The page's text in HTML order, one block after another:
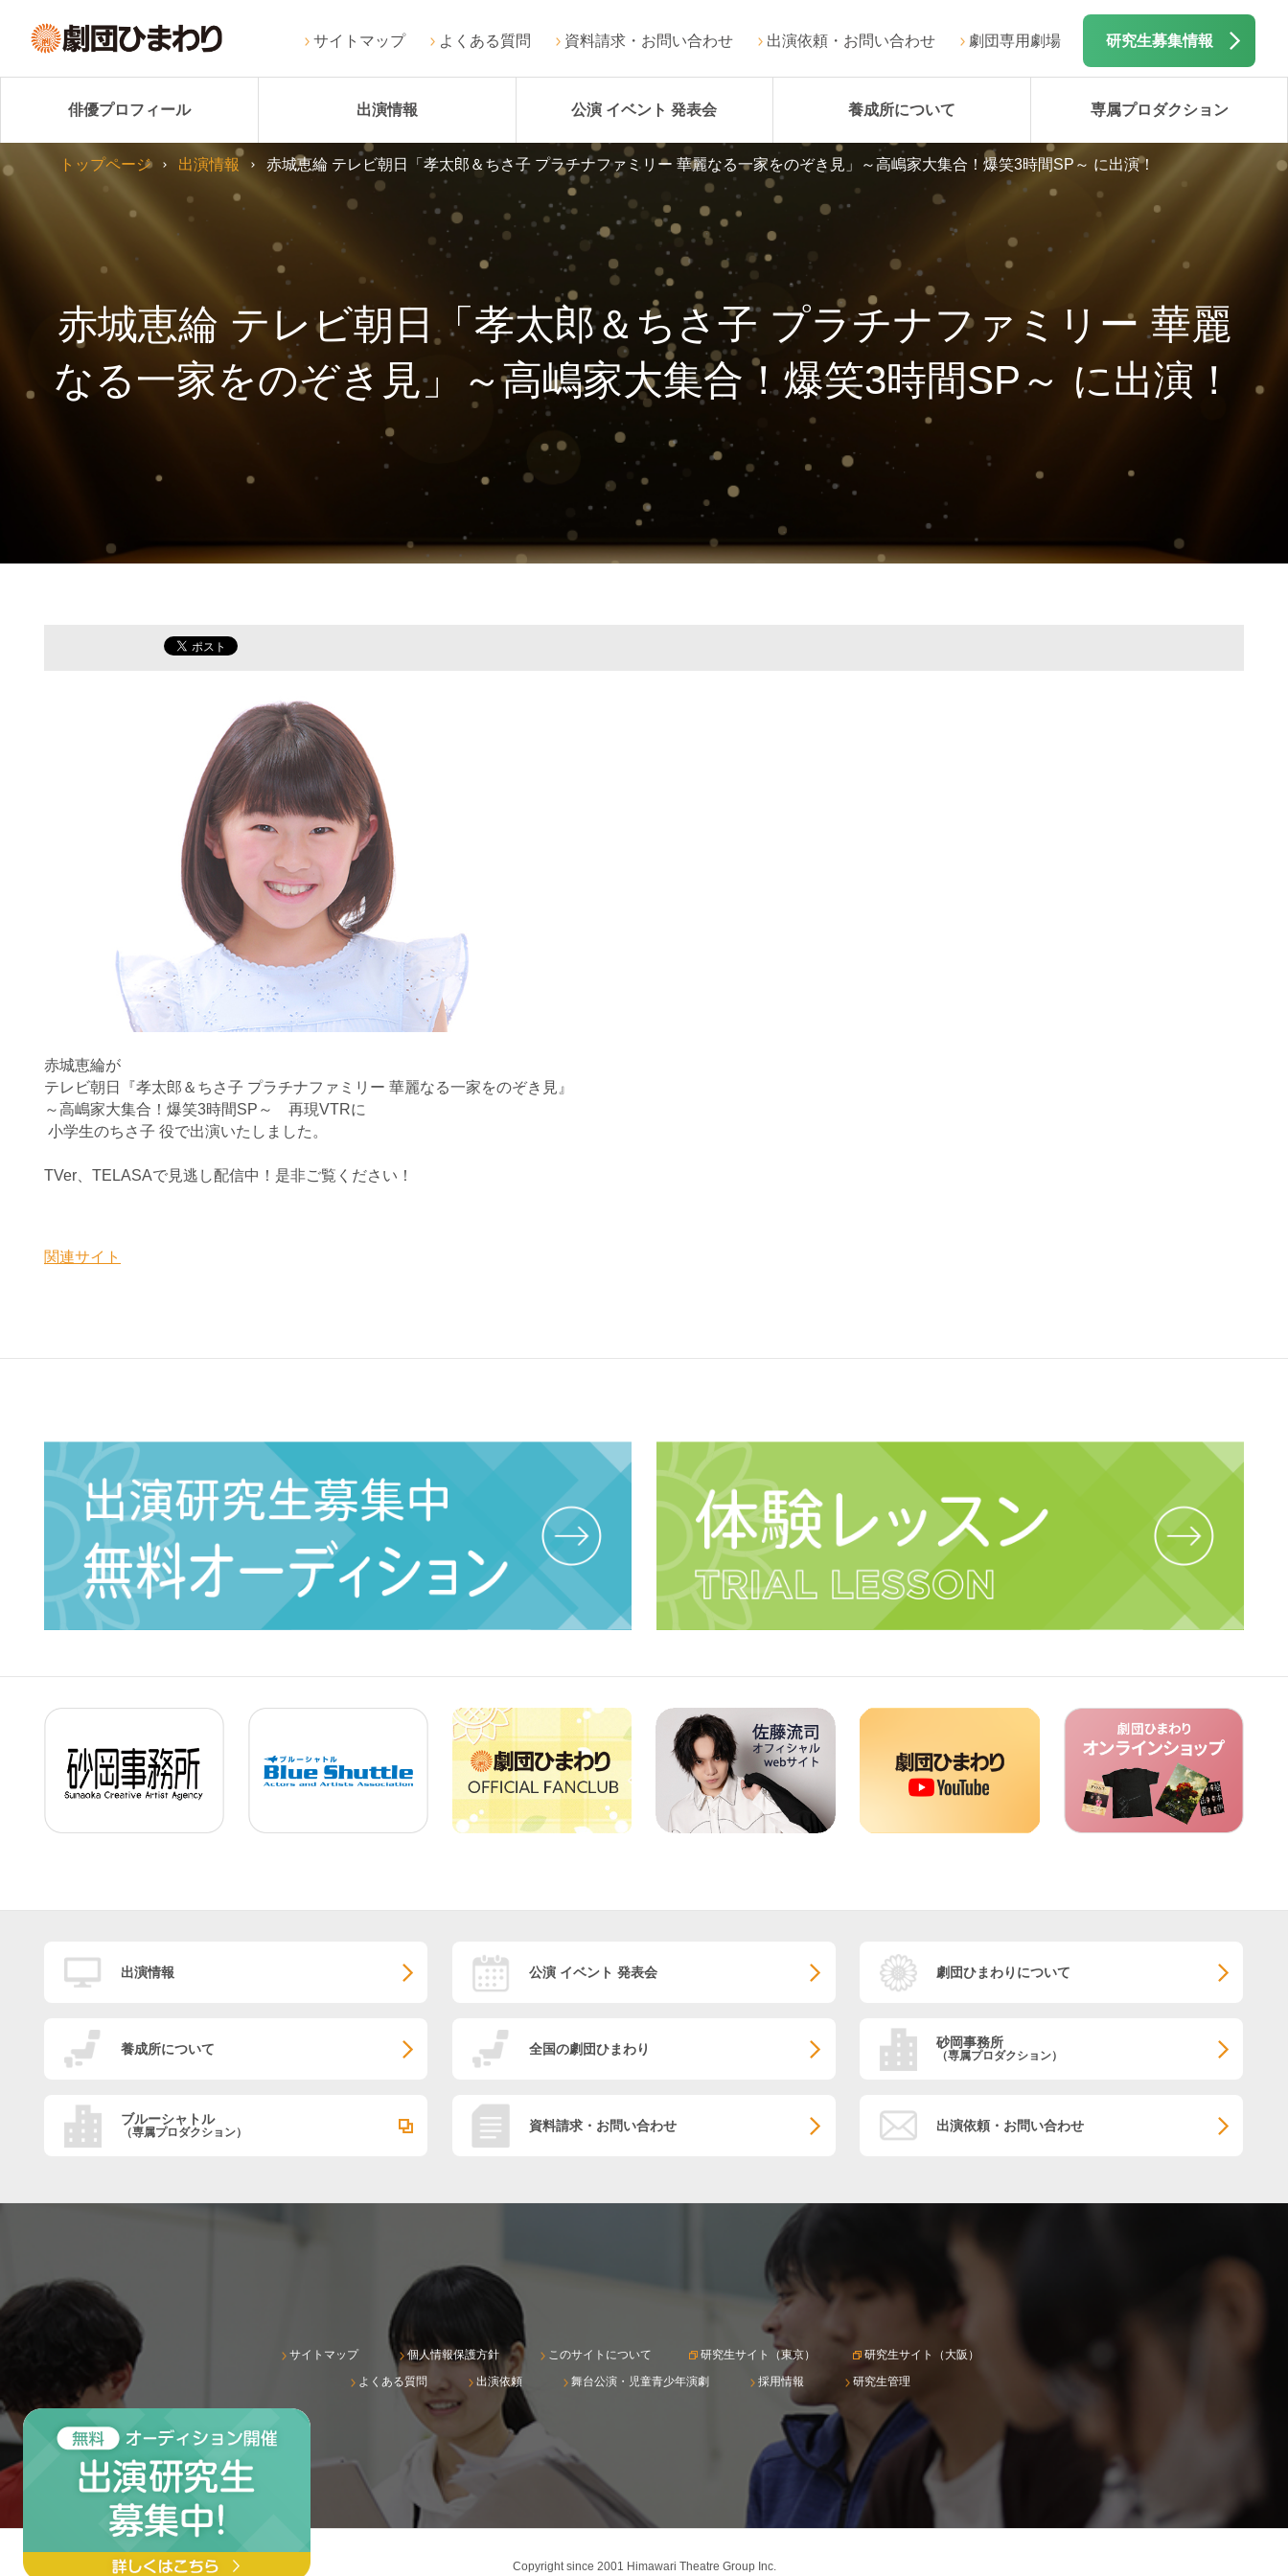
サイトマップ よくある質問 資料請求・お問い合わせ 出演依頼・お問い合わせ 劇団専用劇場 研究生募集情報
俳優プロフィール 出演情報 公演 イベント 発表会 養成所について 専属プロダクション
赤城恵綸 テレビ朝日「孝太郎＆ちさ子 プラチナファミリー 華麗
なる一家をのぞき見」～高嶋家大集合！爆笑3時間SP～ に出演！
トップページ 出演情報 赤城恵綸 テレビ朝日「孝太郎＆ちさ子 プラチナファミリー 華麗なる一家をのぞき見」～高嶋家大集合！爆笑3時間SP～ に出演！
赤城恵綸が
テレビ朝日『孝太郎＆ちさ子 プラチナファミリー 華麗なる一家をのぞき見』
～高嶋家大集合！爆笑3時間SP～ 再現VTRに
小学生のちさ子 役で出演いたしました。
TVer、TELASAで見逃し配信中！是非ご覧ください！
関連サイト
出演情報 公演 イベント 発表会 劇団ひまわりについて
養成所について 全国の劇団ひまわり 砂岡事務所
（専属プロダクション）
ブルーシャトル
（専属プロダクション） 資料請求・お問い合わせ 出演依頼・お問い合わせ
サイトマップ 個人情報保護方針 このサイトについて 研究生サイト（東京）
研究生サイト（大阪）
よくある質問
出演依頼 舞台公演・児童青少年演劇 採用情報 研究生管理
Copyright since 2001 Himawari Theatre Group Inc.